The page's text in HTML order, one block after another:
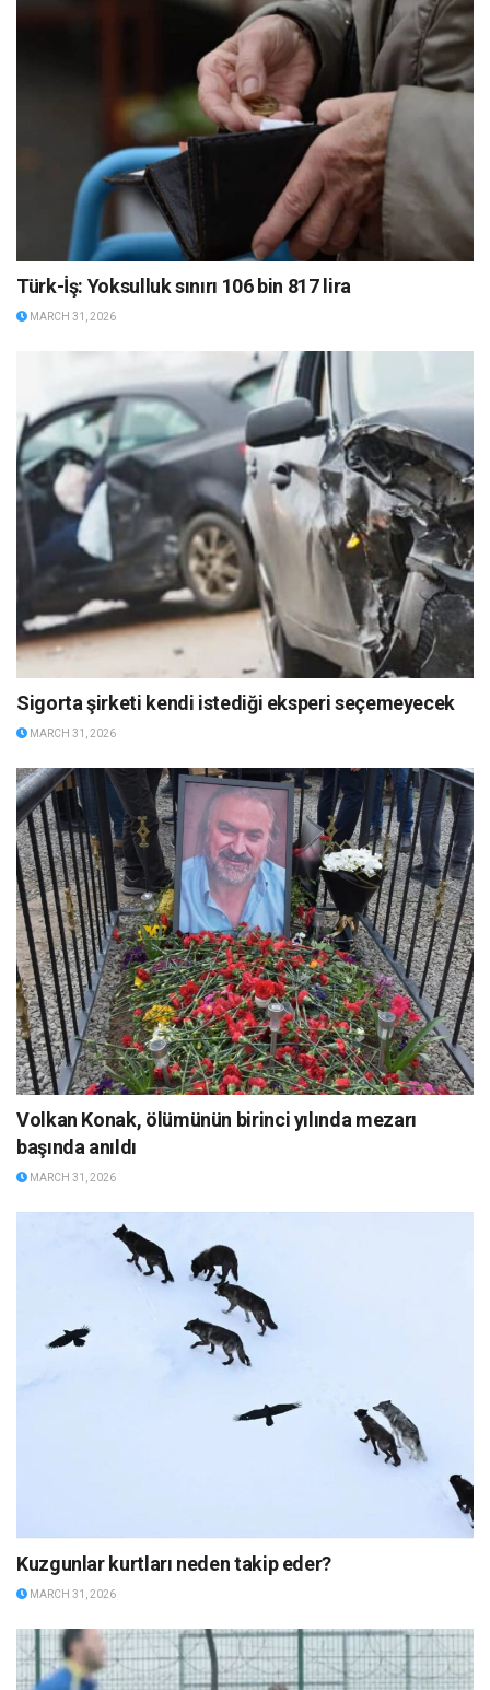
Türk-İş: Yoksulluk sınırı 106 bin 817 lira
MARCH 31, 2026
Sigorta şirketi kendi istediği eksperi seçemeyecek
MARCH 31, 2026
Volkan Konak, ölümünün birinci yılında mezarı
başında anıldı
MARCH 31, 2026
Kuzgunlar kurtları neden takip eder?
MARCH 31, 2026